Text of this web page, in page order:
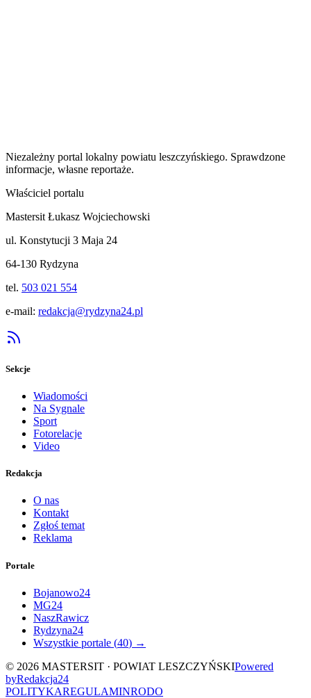
Niezależny portal lokalny powiatu leszczyńskiego. Sprawdzone
informacje, własne reportaże.
Właściciel portalu
Mastersit Łukasz Wojciechowski
ul. Konstytucji 3 Maja 24
64-130 Rydzyna
tel. 503 021 554
e-mail: redakcja@rydzyna24.pl
Sekcje
Wiadomości
Na Sygnale
Sport
Fotorelacje
Video
Redakcja
O nas
Kontakt
Zgłoś temat
Reklama
Portale
Bojanowo24
MG24
NaszRawicz
Rydzyna24
Wszystkie portale (40) →
© 2026 MASTERSIT · POWIAT LESZCZYŃSKIPowered
byRedakcja24
POLITYKAREGULAMINRODO